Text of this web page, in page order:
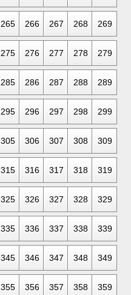
265 266 267 268 269
275 276 277 278 279
285 286 287 288 289
295 296 297 298 299
305 306 307 308 309
315 316 317 318 319
325 326 327 328 329
335 336 337 338 339
345 346 347 348 349
355 356 357 358 359